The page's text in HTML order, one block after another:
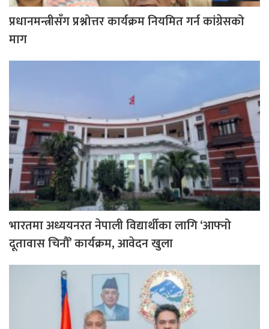
प्रधानमन्त्रीसँग प्रश्नोत्तर कार्यक्रम नियमित गर्न कांग्रेसको
माग
भारतमा अध्ययनरत नेपाली विद्यार्थीका लागि ‘आफ्नो
दूतावास चिनौँ’ कार्यक्रम, आवेदन खुला